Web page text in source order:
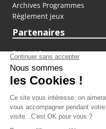
Archives Programmes
Règlement jeux
Partenaires
fiducial.fr
lyoncapitale.fr
olympique-et-lyonnais.com
L'application Iphone